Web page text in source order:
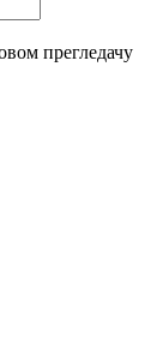
прегледачу